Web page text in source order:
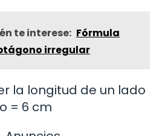
te interese: Fórmula
irregular
la longitud de un lado
= 6 cm